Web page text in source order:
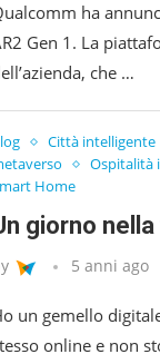
ha
Gen 1. La
che …
Città intelligente
Ospitalità
Home
giorno
5 anni ago
un gemello
online e non